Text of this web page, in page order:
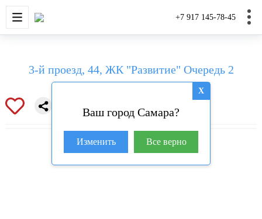
+7 917 145-78-45
НОВОСТРОЙКИ ДОМА И
X
Ваш город Самара?
Изменить Все верно
3-й проезд, 44, ЖК "Развитие" Очередь 2